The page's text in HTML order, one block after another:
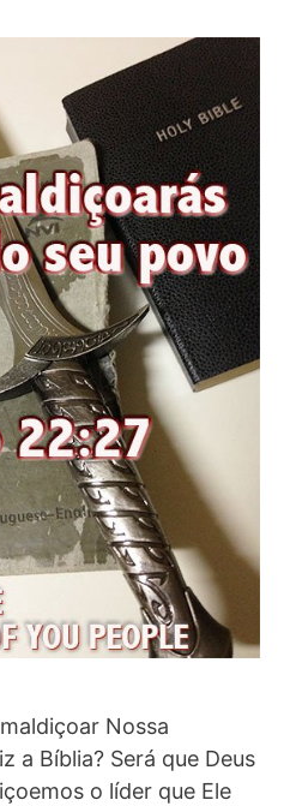
Nossa
a Bíblia? Será que Deus
o líder que Ele